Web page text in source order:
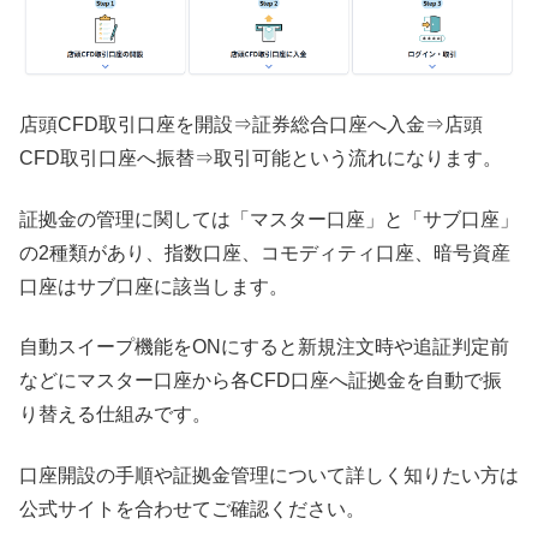
店頭CFD取引口座を開設⇒証券総合口座へ入金⇒店頭
CFD取引口座へ振替⇒取引可能という流れになります。
証拠金の管理に関しては「マスター口座」と「サブ口座」
の2種類があり、指数口座、コモディティ口座、暗号資産
口座はサブ口座に該当します。
自動スイープ機能をONにすると新規注文時や追証判定前
などにマスター口座から各CFD口座へ証拠金を自動で振
り替える仕組みです。
口座開設の手順や証拠金管理について詳しく知りたい方は
公式サイトを合わせてご確認ください。